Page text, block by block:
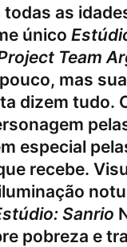
as
único
Team
mas
dizem tudo.
especial
recebe.
Sanrio
pobreza e